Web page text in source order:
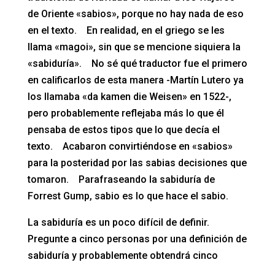
de Oriente «sabios», porque no hay nada de eso
en el texto. En realidad, en el griego se les
llama «magoi», sin que se mencione siquiera la
«sabiduría». No sé qué traductor fue el primero
en calificarlos de esta manera -Martín Lutero ya
los llamaba «da kamen die Weisen» en 1522-,
pero probablemente reflejaba más lo que él
pensaba de estos tipos que lo que decía el
texto. Acabaron convirtiéndose en «sabios»
para la posteridad por las sabias decisiones que
tomaron. Parafraseando la sabiduría de
Forrest Gump, sabio es lo que hace el sabio.
La sabiduría es un poco difícil de definir.
Pregunte a cinco personas por una definición de
sabiduría y probablemente obtendrá cinco